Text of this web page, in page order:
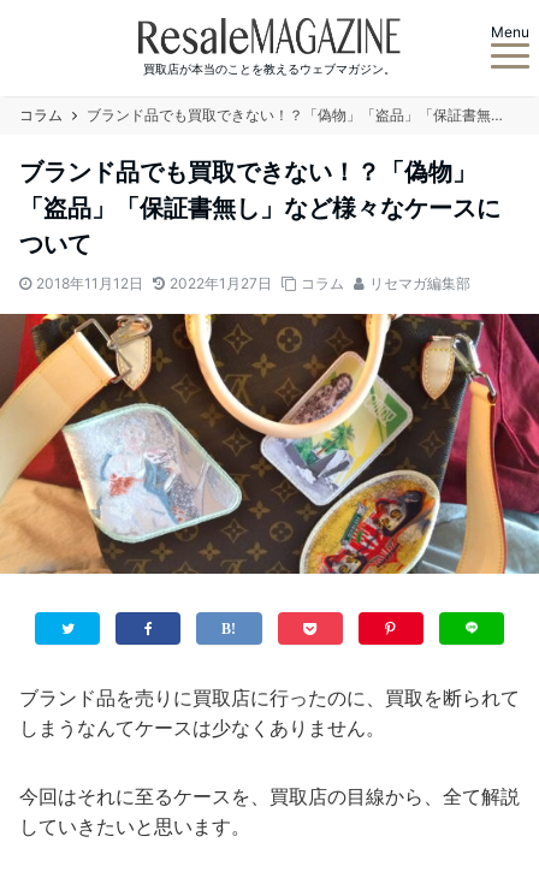
買取店が本当のことを教えるウェブマガジン。
Menu
コラム ブランド品でも買取できない！？「偽物」「盗品」「保証書無し」など様々なケースについて
ブランド品でも買取できない！？「偽物」
「盗品」「保証書無し」など様々なケースに
ついて
2018年11月12日 2022年1月27日 コラム リセマガ編集部
ブランド品を売りに買取店に行ったのに、買取を断られて
しまうなんてケースは少なくありません。
今回はそれに至るケースを、買取店の目線から、全て解説
していきたいと思います。